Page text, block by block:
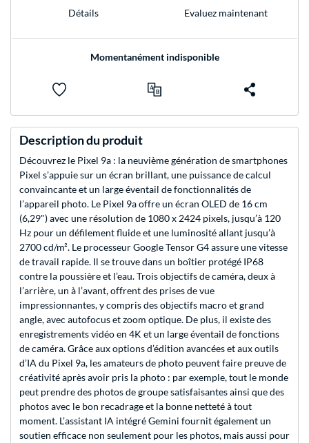
Détails Evaluez maintenant
Momentanément indisponible
Description du produit
Découvrez le Pixel 9a : la neuvième génération de smartphones
Pixel s’appuie sur un écran brillant, une puissance de calcul
convaincante et un large éventail de fonctionnalités de
l’appareil photo. Le Pixel 9a offre un écran OLED de 16 cm
(6,29") avec une résolution de 1080 x 2424 pixels, jusqu’à 120
Hz pour un défilement fluide et une luminosité allant jusqu’à
2700 cd/m². Le processeur Google Tensor G4 assure une vitesse
de travail rapide. Il se trouve dans un boîtier protégé IP68
contre la poussière et l’eau. Trois objectifs de caméra, deux à
l’arrière, un à l’avant, offrent des prises de vue
impressionnantes, y compris des objectifs macro et grand
angle, avec autofocus et zoom optique. De plus, il existe des
enregistrements vidéo en 4K et un large éventail de fonctions
de caméra. Grâce aux options d’édition avancées et aux outils
d’IA du Pixel 9a, les amateurs de photo peuvent faire preuve de
créativité après avoir pris la photo : par exemple, tout le monde
peut prendre des photos de groupe satisfaisantes ainsi que des
photos avec le bon recadrage et la bonne netteté à tout
moment. L’assistant IA intégré Gemini fournit également un
soutien efficace non seulement pour les photos, mais aussi pour